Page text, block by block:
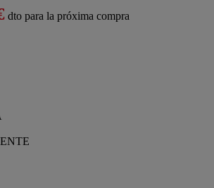
dto para la próxima compra